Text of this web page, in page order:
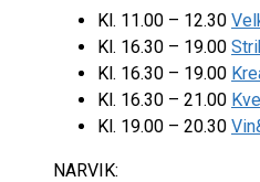
Kl. 11.00 – 12.30
Kl. 16.30 – 19.00
Kl. 16.30 – 19.00
Kl. 16.30 – 21.00
Kl. 19.00 – 20.30
NARVIK: